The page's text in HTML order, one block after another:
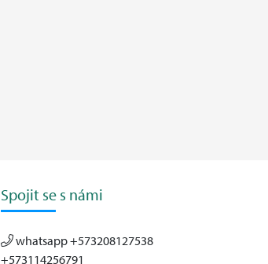
Spojit se s námi
whatsapp +573208127538
+573114256791